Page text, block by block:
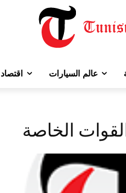
اقتصاد عالم السيارات
الخاصة